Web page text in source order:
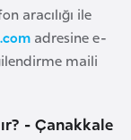
aracılığı ile
adresine e-
maili
- Çanakkale